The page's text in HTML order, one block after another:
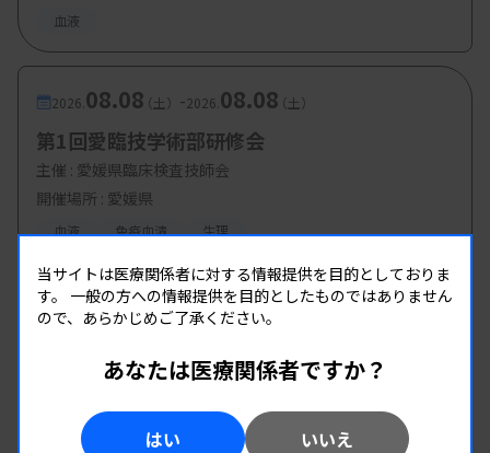
血液
2026. 08.08（土） -2026. 08.08（土）
第1回愛臨技学術部研修会
主催 : 愛媛県臨床検査技師会
開催場所 : 愛媛県
血液 免疫血清 生理
当サイトは医療関係者に対する情報提供を目的としておりま
す。 一般の方への情報提供を目的としたものではありません
ので、あらかじめご了承ください。
あなたは医療関係者ですか？
はい いいえ